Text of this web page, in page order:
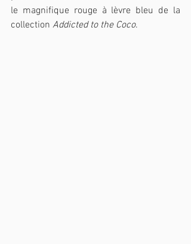
le magnifique rouge à lèvre bleu de la
collection Addicted to the Coco.